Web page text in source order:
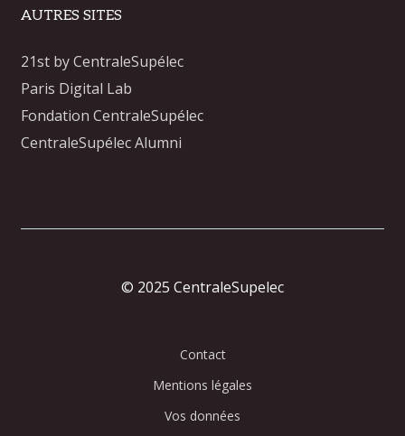
AUTRES SITES
21st by CentraleSupélec
Paris Digital Lab
Fondation CentraleSupélec
CentraleSupélec Alumni
© 2025 CentraleSupelec
Contact
Mentions légales
Vos données